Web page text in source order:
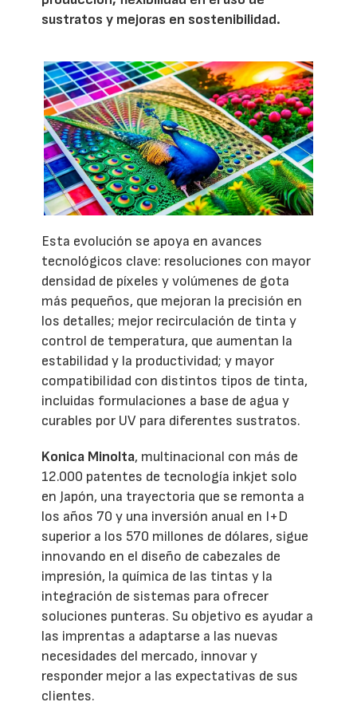
sustratos y mejoras en sostenibilidad.
Esta evolución se apoya en avances
tecnológicos clave: resoluciones con mayor
densidad de píxeles y volúmenes de gota
más pequeños, que mejoran la precisión en
los detalles; mejor recirculación de tinta y
control de temperatura, que aumentan la
estabilidad y la productividad; y mayor
compatibilidad con distintos tipos de tinta,
incluidas formulaciones a base de agua y
curables por UV para diferentes sustratos.
Konica Minolta, multinacional con más de
12.000 patentes de tecnología inkjet solo
en Japón, una trayectoria que se remonta a
los años 70 y una inversión anual en I+D
superior a los 570 millones de dólares, sigue
innovando en el diseño de cabezales de
impresión, la química de las tintas y la
integración de sistemas para ofrecer
soluciones punteras. Su objetivo es ayudar a
las imprentas a adaptarse a las nuevas
necesidades del mercado, innovar y
responder mejor a las expectativas de sus
clientes.